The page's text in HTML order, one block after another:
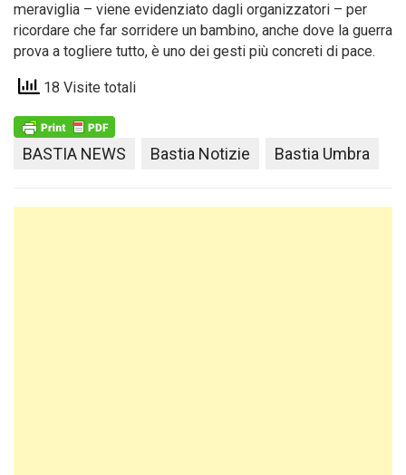
meraviglia – viene evidenziato dagli organizzatori – per
ricordare che far sorridere un bambino, anche dove la guerra
prova a togliere tutto, è uno dei gesti più concreti di pace.
18 Visite totali
BASTIA NEWS Bastia Notizie Bastia Umbra